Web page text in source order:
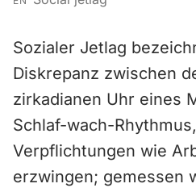
Sozialer Jetlag
Diskrepanz zwischen
zirkadianen Uhr eines
Schlaf-wach-
Verpflichtungen wie
erzwingen; gemessen